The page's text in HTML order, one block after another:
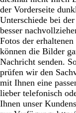
der Vorderseite
Unterschiede bei
besser
Fotos der
können die Bilder
Nachricht senden.
prüfen wir den
mit Ihnen eine
lieber telefonisch
Ihnen unser